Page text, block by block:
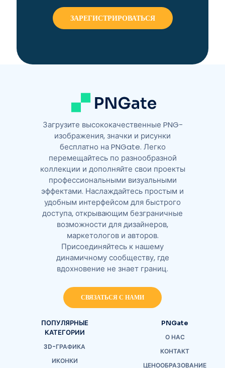
Загрузите высококачественные PNG-
изображения, значки и рисунки
бесплатно на PNGate. Легко
перемещайтесь по разнообразной
коллекции и дополняйте свои проекты
профессиональными визуальными
эффектами. Наслаждайтесь простым и
удобным интерфейсом для быстрого
доступа, открывающим безграничные
возможности для дизайнеров,
маркетологов и авторов.
Присоединяйтесь к нашему
динамичному сообществу, где
вдохновение не знает границ.
СВЯЗАТЬСЯ С НАМИ
ПОПУЛЯРНЫЕ
КАТЕГОРИИ
3D-ГРАФИКА
ИКОНКИ
PNGate
О НАС
КОНТАКТ
ЦЕНООБРАЗОВАНИЕ